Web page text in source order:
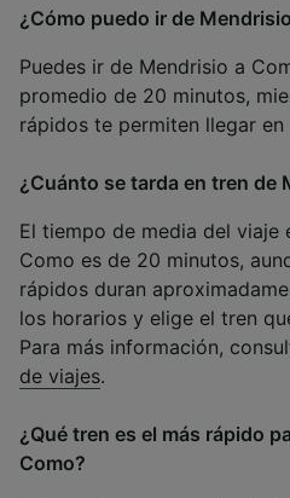
¿Cómo puedo ir de
Puedes ir de Mendrisio a
promedio de 20 minutos,
rápidos te permiten llegar en
¿Cuánto se tarda en tren de
El tiempo de media del viaje
Como es de 20 minutos,
rápidos duran
los horarios y elige el tren
Para más información,
de viajes.
¿Qué tren es el más rápido
Como?